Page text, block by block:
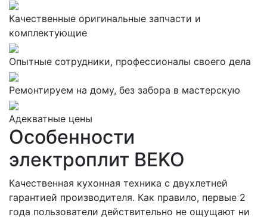
Качественные оригинальные запчасти и
комплектующие
Опытные сотрудники, профессионалы своего дела
Ремонтируем на дому, без забора в мастерскую
Адекватные цены
Особенности
электроплит BEKO
Качественная кухонная техника с двухлетней
гарантией производителя. Как правило, первые 2
года пользователи действительно не ощущают ни